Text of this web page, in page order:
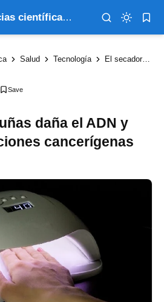
Infoterio - Noticias científicas que explican el mundo
Salud Tecnología El secador de uñas daña el ADN y provoca mutaciones cancerígenas
daña el ADN y
cancerígenas